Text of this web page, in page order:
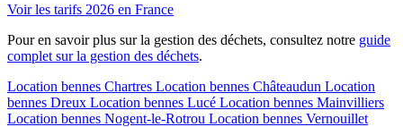
Voir les tarifs 2026 en France
Pour en savoir plus sur la gestion des déchets, consultez notre guide
complet sur la gestion des déchets.
Location bennes Chartres Location bennes Châteaudun Location
bennes Dreux Location bennes Lucé Location bennes Mainvilliers
Location bennes Nogent-le-Rotrou Location bennes Vernouillet